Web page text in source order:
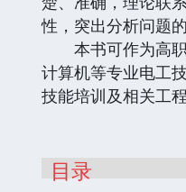
性，突出分析问题
本书可作为高职
计算机等专业电工
技能培训及相关工
目录